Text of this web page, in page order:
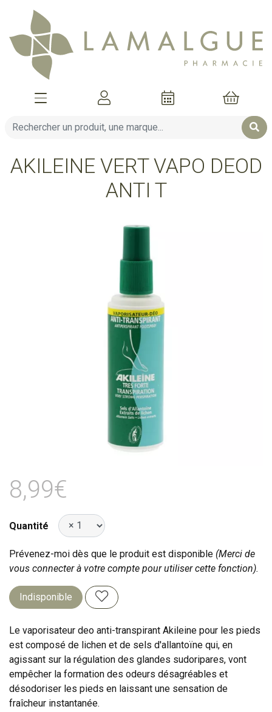
Afficher la navigation
Mon
AKILEINE VERT VAPO DEOD
ANTI T
8,99€
Quantité
Prévenez-moi dès que le produit est disponible (Merci de
vous connecter à votre compte pour utiliser cette fonction).
Indisponible
Le vaporisateur deo anti-transpirant Akileine pour les pieds
est composé de lichen et de sels d'allantoïne qui, en
agissant sur la régulation des glandes sudoripares, vont
empêcher la formation des odeurs désagréables et
désodoriser les pieds en laissant une sensation de
fraîcheur instantanée.